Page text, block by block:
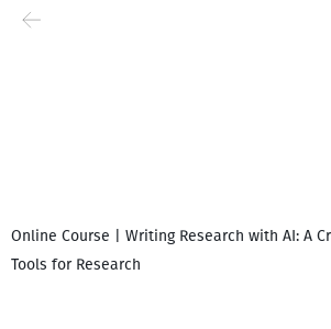
Online Course | Writing Research with AI: A
Tools for Research